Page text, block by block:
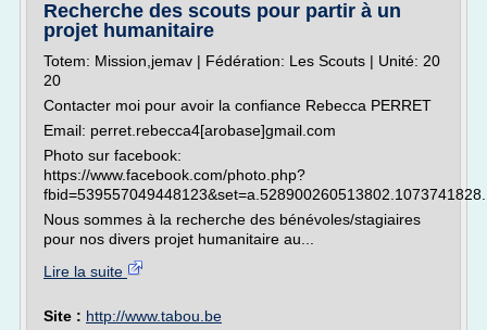
Recherche des scouts pour partir à un
projet humanitaire
Totem: Mission,jemav | Fédération: Les Scouts | Unité: 20
20
Contacter moi pour avoir la confiance Rebecca PERRET
Email: perret.rebecca4[arobase]gmail.com
Photo sur facebook:
https://www.facebook.com/photo.php?
Nous sommes à la recherche des bénévoles/stagiaires
pour nos divers projet humanitaire au...
Lire la suite
Site : http://www.tabou.be